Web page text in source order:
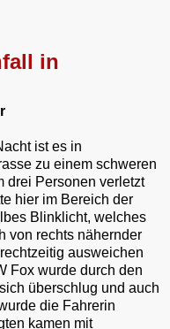
in
ist es in
zu einem schweren
drei Personen verletzt
hier im Bereich der
Blinklicht, welches
von rechts nähernder
ausweichen
Fox wurde durch den
überschlug und auch
die Fahrerin
kamen mit